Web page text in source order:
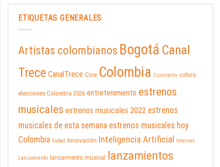
ETIQUETAS GENERALES
Artistas colombianos Bogotá Canal
Trece CanalTrece Cine Colombia Concierto cultura
elecciones Colombia 2026 entretenimiento estrenos
musicales estrenos musicales 2022 estrenos
musicales de esta semana estrenos musicales hoy
Colombia Futbol Innovación Inteligencia Artificial Internet
Lanzamiento lanzamiento musical
lanzamientos